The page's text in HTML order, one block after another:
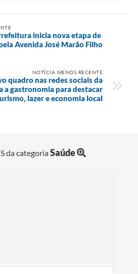
inicia nova etapa de
Avenida José Marão Filho
NOTÍCIA MENOS RECENTE
quadro nas redes sociais da
a gastronomia para destacar
lazer e economia local
da categoriaSaúde